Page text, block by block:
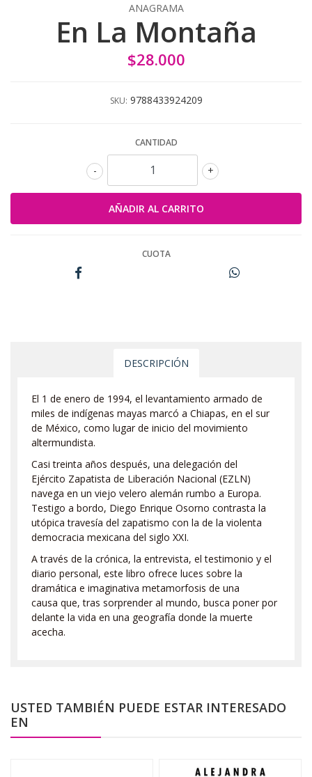
ANAGRAMA
En La Montaña
$28.000
SKU: 9788433924209
CANTIDAD
+
-
CUOTA
DESCRIPCIÓN
El 1 de enero de 1994, el levantamiento armado de
miles de indígenas mayas marcó a Chiapas, en el sur
de México, como lugar de inicio del movimiento
altermundista.
Casi treinta años después, una delegación del
Ejército Zapatista de Liberación Nacional (EZLN)
navega en un viejo velero alemán rumbo a Europa.
Testigo a bordo, Diego Enrique Osorno contrasta la
utópica travesía del zapatismo con la de la violenta
democracia mexicana del siglo XXI.
A través de la crónica, la entrevista, el testimonio y el
diario personal, este libro ofrece luces sobre la
dramática e imaginativa metamorfosis de una
causa que, tras sorprender al mundo, busca poner por
delante la vida en una geografía donde la muerte
acecha.
USTED TAMBIÉN PUEDE ESTAR INTERESADO
EN